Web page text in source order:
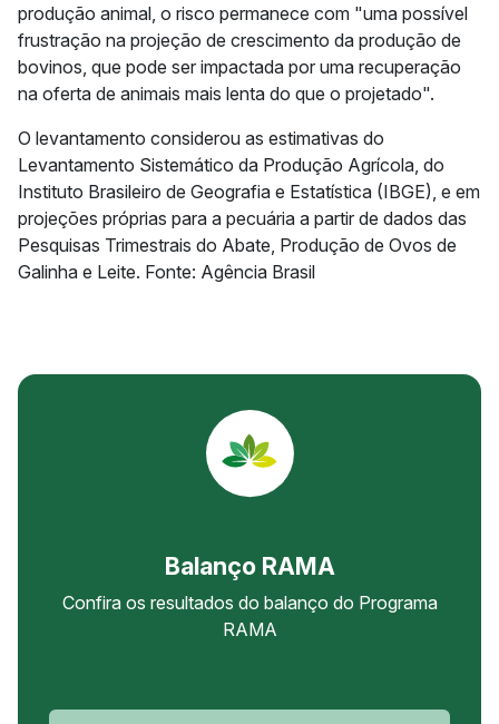
produção animal, o risco permanece com "uma possível
frustração na projeção de crescimento da produção de
bovinos, que pode ser impactada por uma recuperação
na oferta de animais mais lenta do que o projetado".
O levantamento considerou as estimativas do
Levantamento Sistemático da Produção Agrícola, do
Instituto Brasileiro de Geografia e Estatística (IBGE), e em
projeções próprias para a pecuária a partir de dados das
Pesquisas Trimestrais do Abate, Produção de Ovos de
Galinha e Leite. Fonte: Agência Brasil
Balanço RAMA
Confira os resultados do balanço do Programa
RAMA